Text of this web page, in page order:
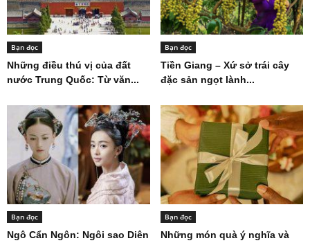
Bạn đọc
Những điều thú vị của đất
nước Trung Quốc: Từ văn...
Bạn đọc
Tiền Giang – Xứ sở trái cây
đặc sản ngọt lành...
Bạn đọc
Ngô Cẩn Ngôn: Ngôi sao Diên
Bạn đọc
Những món quà ý nghĩa và